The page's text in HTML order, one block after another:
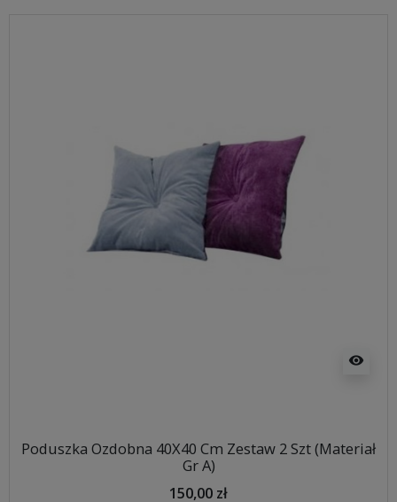
visibility
Poduszka Ozdobna 40X40 Cm Zestaw 2 Szt (Materiał
Gr A)
150,00 zł